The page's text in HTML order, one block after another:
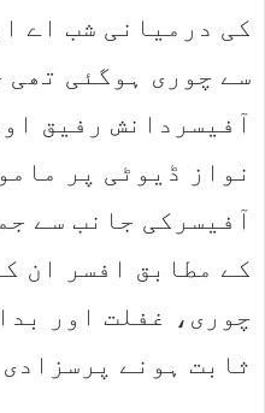
کی درمیانی شب اے
سے چوری ہوگئی تھی
آفیسردانش رفیق
نواز ڈیوٹی پر
آفیسرکی جانب سے
کے مطابق افسر ان
چوری، غفلت اور
ثابت ہونے پرسزادی